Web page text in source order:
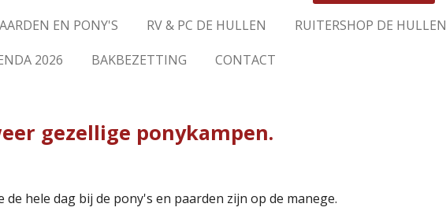
EN PONY'S RV & PC DE HULLEN
RUITERSHOP DE HULLEN
2026
BAKBEZETTING CONTACT
gezellige ponykampen.
hele dag bij de pony's en paarden zijn op de manege.